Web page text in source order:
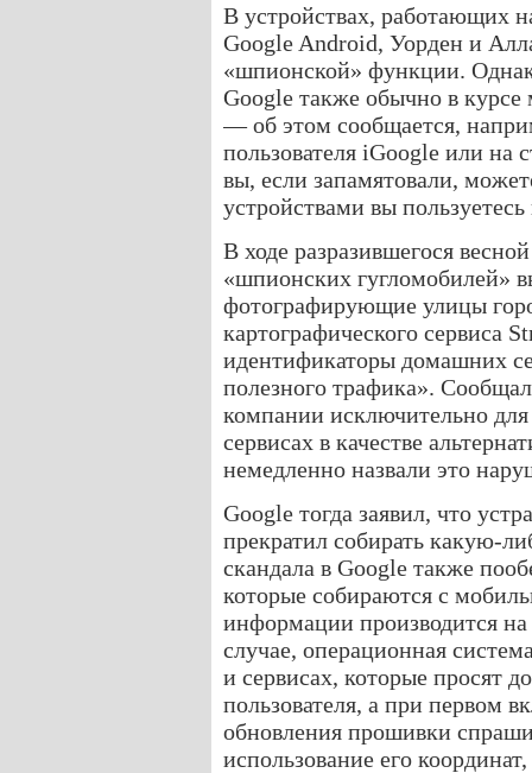
В устройствах, работающих
Google Android, Уорден и
«шпионской» функции.
Google также обычно в курсе
— об этом сообщается,
пользователя iGoogle или на
вы, если запамятовали,
устройствами вы
В ходе разразившегося
«шпионских гугломобилей»
фотографирующие улицы
картографического сервиса
идентификаторы домашних
полезного трафика».
компании исключительно
сервисах в качестве
немедленно назвали это
Google тогда заявил, что
прекратил собирать какую-
скандала в Google также
которые собираются с
информации производится
случае, операционная
и сервисах, которые просят
пользователя, а при первом
обновления прошивки
использование его